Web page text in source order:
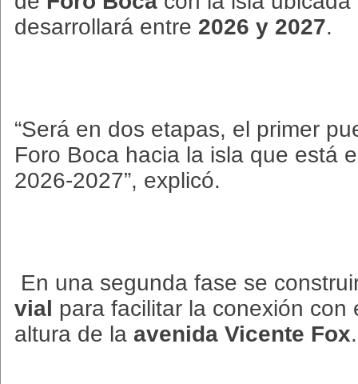
desarrollará entre 2026 y 2027.
“Será en dos etapas, el primer
Foro Boca hacia la isla que está
2026-2027”, explicó.
En una segunda fase se
vial para facilitar la conexión con
altura de la avenida Vicente Fox.